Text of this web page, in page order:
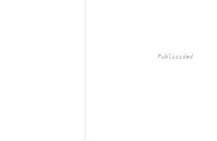
Publicidad